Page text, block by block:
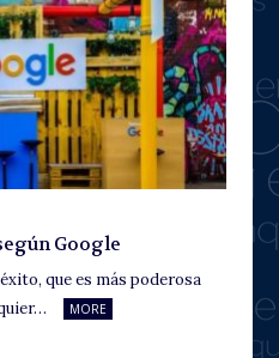
Google
que es más poderosa
MORE